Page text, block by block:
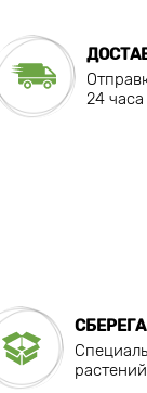
24 часа
растений